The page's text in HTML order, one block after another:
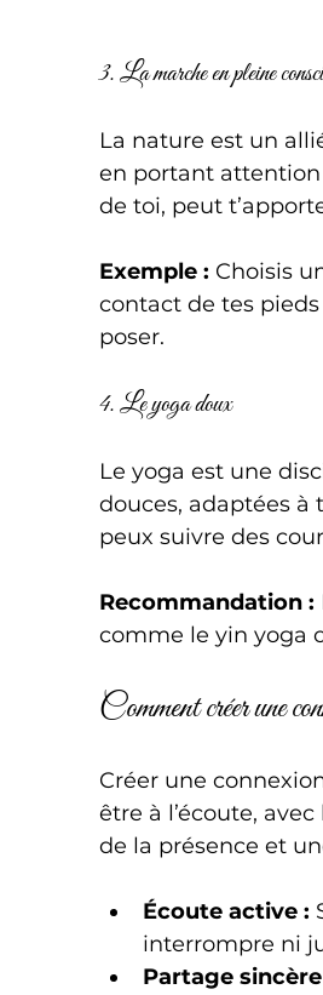
3. La marche en pleine
La nature est un
en portant attention
de toi, peut
Exemple : Choisis
contact de tes pieds
poser.
4. Le yoga doux
Le yoga est une
douces, adaptées à
peux suivre des
Recommandation :
comme le yin yoga
Comment créer une
Créer une
être à l’écoute,
de la présence et
Écoute active :
interrompre ni
Partage